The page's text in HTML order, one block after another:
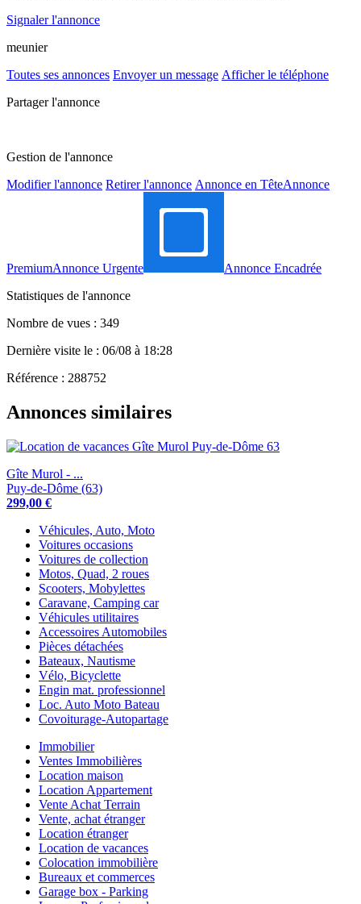
Signaler l'annonce
meunier
Toutes ses annonces Envoyer un message Afficher le téléphone
Partager l'annonce
Gestion de l'annonce
Modifier l'annonce Retirer l'annonce Annonce en TêteAnnonce
PremiumAnnonce Urgente
Annonce Encadrée
Statistiques de l'annonce
Nombre de vues : 349
Dernière visite le : 06/08 à 18:28
Référence : 288752
Annonces similaires
Gîte Murol - ...
Puy-de-Dôme (63)
299,00 €
Véhicules, Auto, Moto
Voitures occasions
Voitures de collection
Motos, Quad, 2 roues
Scooters, Mobylettes
Caravane, Camping car
Véhicules utilitaires
Accessoires Automobiles
Pièces détachées
Bateaux, Nautisme
Vélo, Bicyclette
Engin mat. professionnel
Loc. Auto Moto Bateau
Covoiturage-Autopartage
Immobilier
Ventes Immobilières
Location maison
Location Appartement
Vente Achat Terrain
Vente, achat étranger
Location étranger
Location de vacances
Colocation immobilière
Bureaux et commerces
Garage box - Parking